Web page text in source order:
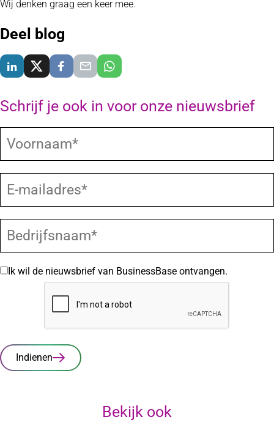
Wij denken graag een keer mee.
Deel blog
Delen via LinkedIn
Delen via XDelen via Facebook
Delen via E-Mail
Delen via WhatsApp
Schrijf je ook in voor onze nieuwsbrief
Ik wil de nieuwsbrief van BusinessBase ontvangen.
Indienen
Bekijk ook